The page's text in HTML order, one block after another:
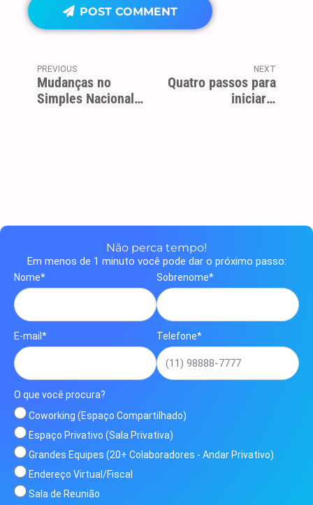
POST COMMENT
PREVIOUS
Mudanças no
Simples Nacional
NEXT
Quatro passos para
iniciar a
Não perca tempo!
Em menos de 1 minuto você pode dar o próximo passo:
Nome* Sobrenome*
E-mail* Telefone*
O que você procura?
Coworking (Espaço Compartilhado)
Espaço Privativo (Sala Privativa)
Grandes Equipes (20+ Colaboradores - Andar Privativo)
Endereço Virtual/Fiscal
Sala de Reunião